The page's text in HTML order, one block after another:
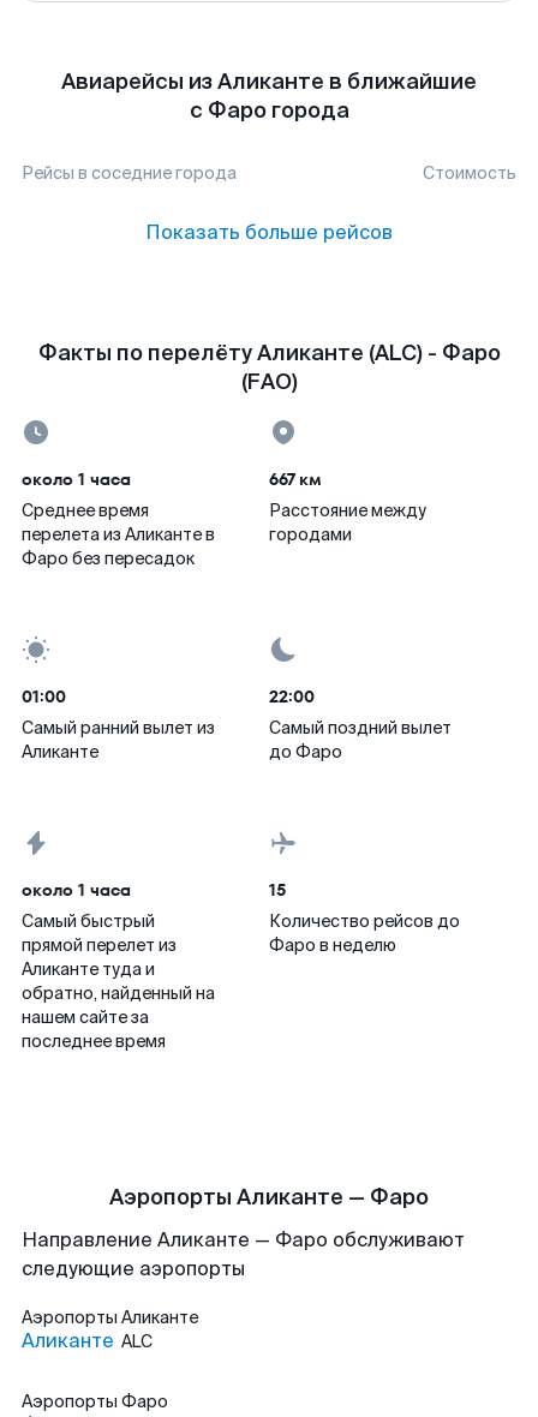
Авиарейсы из Аликанте в ближайшие
с Фаро города
Рейсы в соседние города Стоимость
Показать больше рейсов
Факты по перелёту Аликанте (ALC) - Фаро
(FAO)
около 1 часа
Среднее время
перелета из Аликанте в
Фаро без пересадок
667 км
Расстояние между
городами
01:00
Самый ранний вылет из
Аликанте
22:00
Самый поздний вылет
до Фаро
около 1 часа
Самый быстрый
прямой перелет из
Аликанте туда и
обратно, найденный на
нашем сайте за
последнее время
15
Количество рейсов до
Фаро в неделю
Аэропорты Аликанте — Фаро
Направление Аликанте — Фаро обслуживают
следующие аэропорты
Аэропорты Аликанте
Аликанте ALC
Аэропорты Фаро